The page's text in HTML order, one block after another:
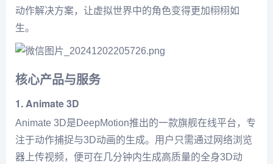
动作解决方案，让虚拟世界中的角色变得更加栩栩如
生。
核心产品与服务
1. Animate 3D
Animate 3D是DeepMotion推出的一款旗舰在线平台，专
注于动作捕捉与3D动画的生成。用户只需通过网络浏览
器上传视频，便可在几分钟内生成高质量的全身3D动